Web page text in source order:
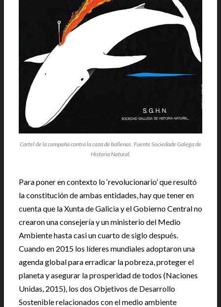
Cartel de la campaña contra la caza de ballenas. Fuente Sociedade Galega de
Historia Natural.
Para poner en contexto lo ‘revolucionario’ que resultó
la constitución de ambas entidades, hay que tener en
cuenta que la Xunta de Galicia y el Gobierno Central no
crearon una consejería y un ministerio del Medio
Ambiente hasta casi un cuarto de siglo después.
Cuando en 2015 los líderes mundiales adoptaron una
agenda global para erradicar la pobreza, proteger el
planeta y asegurar la prosperidad de todos (Naciones
Unidas, 2015), los dos Objetivos de Desarrollo
Sostenible relacionados con el medio ambiente